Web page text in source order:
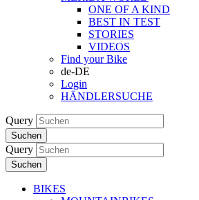
ONE OF A KIND
BEST IN TEST
STORIES
VIDEOS
Find your Bike
de-DE
Login
HÄNDLERSUCHE
Query
Suchen
Query
Suchen
BIKES